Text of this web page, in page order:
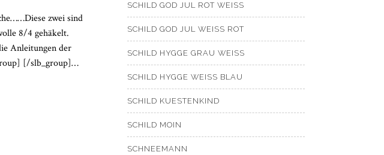
zwei sind
8/4 gehäkelt.
Anleitungen der
[/slb_group]…
SCHILD GOD JUL ROT WEISS
SCHILD GOD JUL WEISS ROT
SCHILD HYGGE GRAU WEISS
SCHILD HYGGE WEISS BLAU
SCHILD KUESTENKIND
SCHILD MOIN
SCHNEEMANN